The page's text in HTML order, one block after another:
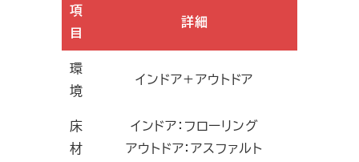
項
目
詳細
環
境
インドア＋アウトドア
床
材
インドア：フローリング
アウトドア：アスファルト